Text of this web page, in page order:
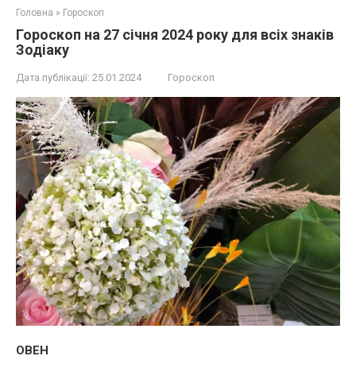
Головна » Гороскоп
Гороскоп на 27 січня 2024 року для всіх знаків
Зодіаку
Дата публікації: 25.01.2024 Гороскоп
ОВЕН